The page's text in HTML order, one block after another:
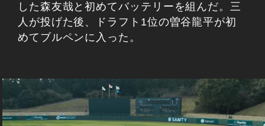
した森友哉と初めてバッテリーを組んだ。三
人が投げた後、ドラフト1位の曽谷龍平が初
めてブルペンに入った。